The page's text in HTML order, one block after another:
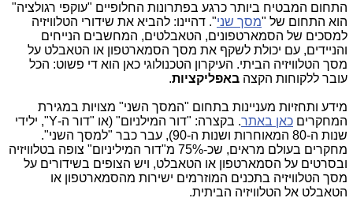
התחום המבטיח ביותר כרגע בפתרונות החלופיים "עוקפי רגולציה"
הוא התחום של "מסך שני". דהיינו: להביא את שידורי הטלוויזיה
למסכים של הסמארטפונים, הטאבלטים, המחשבים הנייחים
והניידים, עם יכולת לשקף את מסך הסמארטפון או הטאבלט על
מסך הטלוויזיה הביתי. העיקרון הטכנולוגי כאן הוא די פשוט: הכל
עובר ללקוחות הקצה באפליקציות.
מידע ותחזיות מעניינות בתחום "המסך השני" מצויות במגירת
המחקרים כאן באתר
. בקצרה: "דור המילניום" (או "דור ה-Y", ילידי
שנות ה-80 המאוחרות ושנות ה-90), עבר כבר "למסך השני".
מחקרים בעולם מראים, שכ-75% מ"דור המיליניום" צופה בטלוויזיה
ובסרטים על הסמארטפון או הטאבלט, ויש הצופים בשידורים על
מסך הטלוויזיה בתכנים המוזרמים ישירות מהסמארטפון או
הטאבלט אל הטלוויזיה הביתית.